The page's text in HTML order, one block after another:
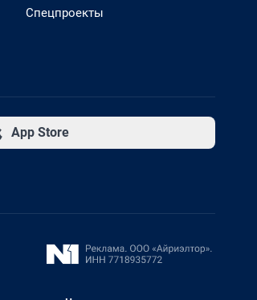
Спецпроекты
App Store